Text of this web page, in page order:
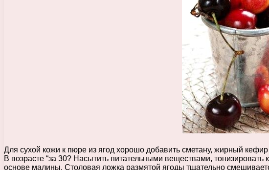
Для сухой кожи к пюре из ягод хорошо добавить сметану, жирный
В возрасте “за 30? Насытить питательными веществами,
основе малины. Столовая ложка размятой ягоды тщательно